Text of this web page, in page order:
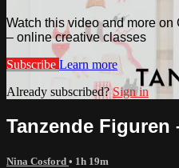
Watch this video and more on
– online creative classes
Subscribe Learn more
Already subscribed?Sign in
Tanzende Figuren
Nina Cosford • 1h 19m